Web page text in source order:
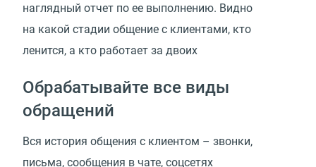
наглядный отчет по ее выполнению. Видно
на какой стадии общение с клиентами, кто
ленится, а кто работает за двоих
Обрабатывайте все виды
обращений
Вся история общения с клиентом – звонки,
письма, сообщения в чате, соцсетях